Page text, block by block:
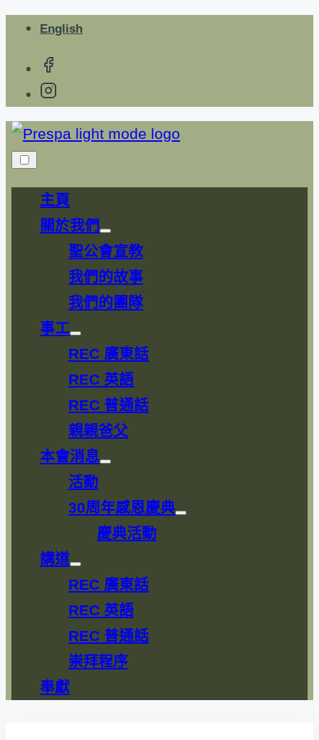
Skip
English
主頁
關於我們
Show
sub
menu
聖公會宣教
我們的故事
我們的團隊
事工
Show
sub
menu
REC 廣東話
REC 英語
REC 普通話
親親爸父
本會消息
Show
活動
30周年感恩慶典
Show
慶典活動
講道
Show
sub
menu
REC 廣東話
REC 英語
REC 普通話
崇拜程序
奉獻